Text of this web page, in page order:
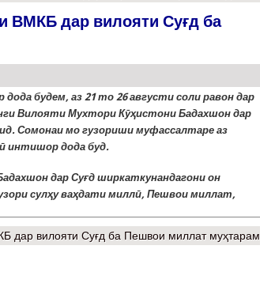
ВМКБ дар вилояти Суғд ба
будем, аз 21 то 26 августи соли равон дар
Вилояти Мухтори Кӯҳистони Бадахшон дар
Сомонаи мо гузориши муфассалтаре аз
интишор дода буд.
дар Суғд ширкаткунандагони он
сулҳу ваҳдати миллӣ, Пешвои миллат,
дар вилояти Суғд ба Пешвои миллат муҳтарам